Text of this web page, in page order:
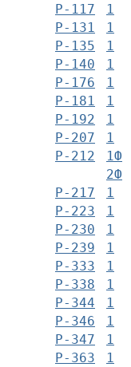
Р-117
1
Р-131
1
Р-135
1
Р-140
1
Р-176
1
Р-181
1
Р-192
1
Р-207
1
Р-212
1Ф
2Ф
Р-217
1
Р-223
1
Р-230
1
Р-239
1
Р-333
1
Р-338
1
Р-344
1
Р-346
1
Р-347
1
Р-363
1